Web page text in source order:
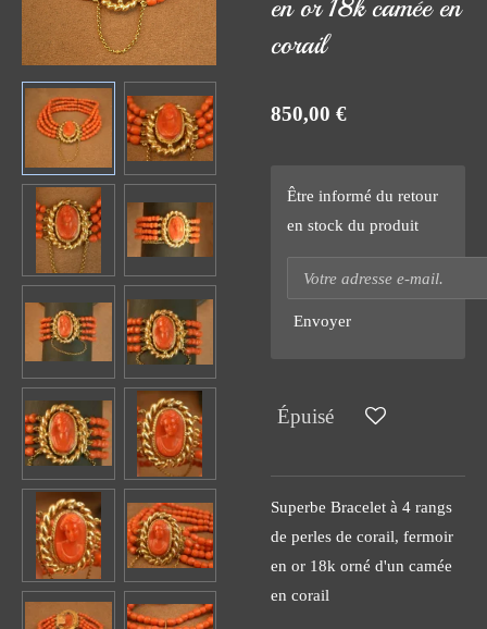
en or 18k camée en
corail
850,00 €
Être informé du retour
en stock du produit
Envoyer
Épuisé
Superbe Bracelet à 4 rangs
de perles de corail, fermoir
en or 18k orné d'un camée
en corail